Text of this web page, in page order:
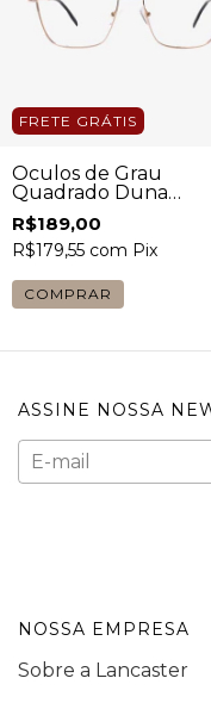
FRETE GRÁTIS
Óculos de Grau
Quadrado Duna
Dourado com Haste
Escura Feminino
R$189,00
R$179,55 com Pix
COMPRAR
ASSINE NOSSA
NOSSA EMPRESA
Sobre a Lancaster